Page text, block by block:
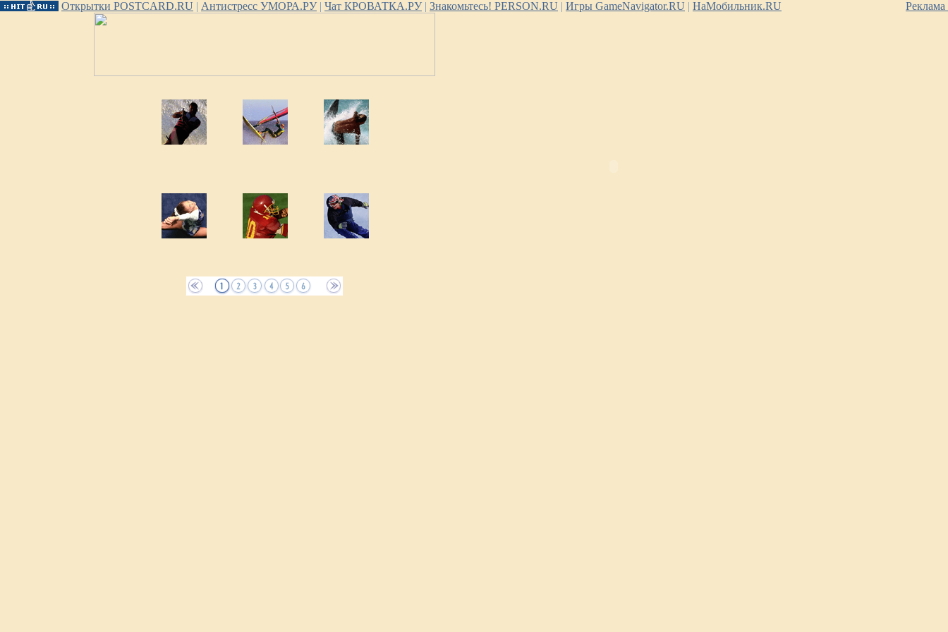
Открытки POSTCARD.RU | Антистресс УМОРА.РУ| Чат КРОВАТКА.РУ| Знакомьтесь! PERSON.RU | Игры GameNavigator.RU | НаМобильник.RU Реклама